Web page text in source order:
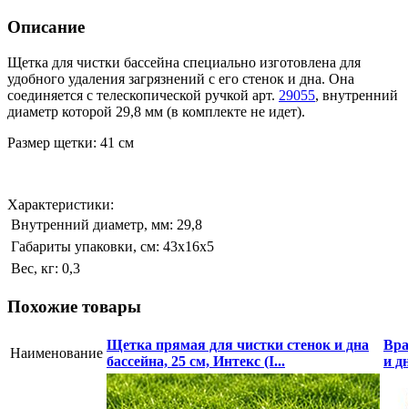
Описание
Щетка для чистки бассейна специально изготовлена для
удобного удаления загрязнений с его стенок и дна. Она
соединяется с телескопической ручкой арт. 29055, внутренний
диаметр которой 29,8 мм (в комплекте не идет).
Размер щетки: 41 см
Характеристики:
Внутренний диаметр, мм: 29,8
Габариты упаковки, см: 43х16х5
Вес, кг: 0,3
Похожие товары
Наименование
Щетка прямая для чистки стенок и дна
бассейна, 25 см, Интекс (I...
и